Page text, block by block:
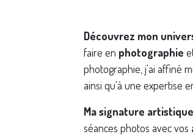
Découvrez mon
faire en photographie
photographie, j'ai affiné
ainsi qu'à une expertise
Ma signature
séances photos avec vos